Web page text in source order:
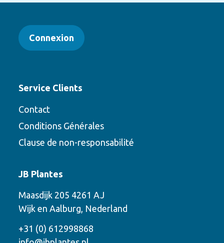
options suivantes
Connexion
Service Clients
Contact
Conditions Générales
Clause de non-responsabilité
JB Plantes
Maasdijk 205 4261 AJ
Wijk en Aalburg, Nederland
+31 (0) 612998868